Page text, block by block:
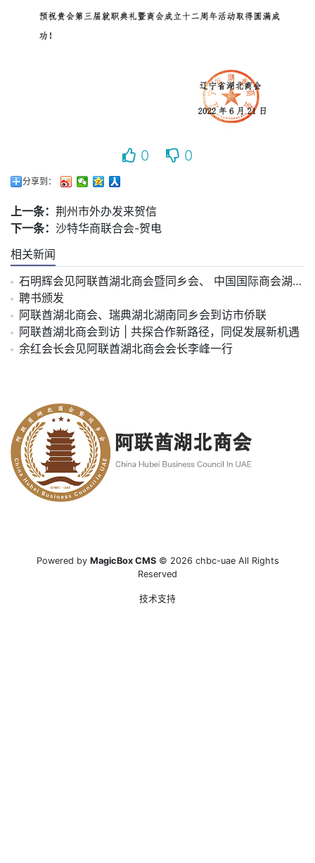
0 0
分享到：
上一条： 荆州市外办发来贺信
下一条： 沙特华商联合会-贺电
相关新闻
石明辉会见阿联酋湖北商会暨同乡会、 中国国际商会湖北商会阿联酋分会会长李峰一行
聘书颁发
阿联酋湖北商会、瑞典湖北湖南同乡会到访市侨联
阿联酋湖北商会到访 | 共探合作新路径，同促发展新机遇
余红会长会见阿联酋湖北商会会长李峰一行
Powered by MagicBox CMS © 2026 chbc-uae All Rights
Reserved
技术支持